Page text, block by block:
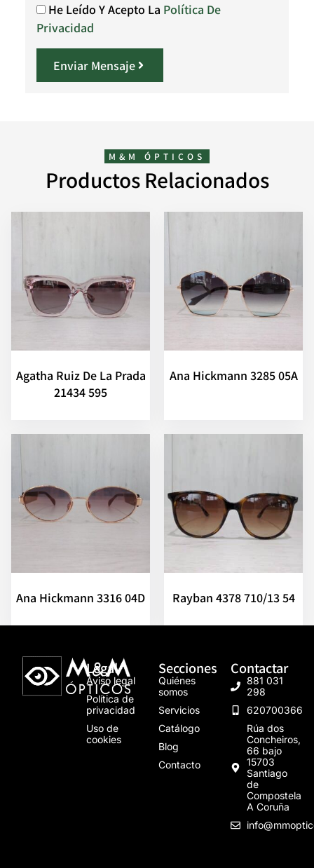
He Leído Y Acepto La Política De
Privacidad
Enviar Mensaje
M&M ÓPTICOS
Productos Relacionados
Agatha Ruiz De La Prada
21434 595
Ana Hickmann 3285 05A
Ana Hickmann 3316 04D Rayban 4378 710/13 54
Legal
Aviso legal
Política de
privacidad
Uso de
cookies
Secciones
Quiénes
somos
Servicios
Catálogo
Blog
Contacto
Contactar
881 031
298
620700366
Rúa dos
Concheiros,
66 bajo
15703
Santiago
de
Compostela
A Coruña